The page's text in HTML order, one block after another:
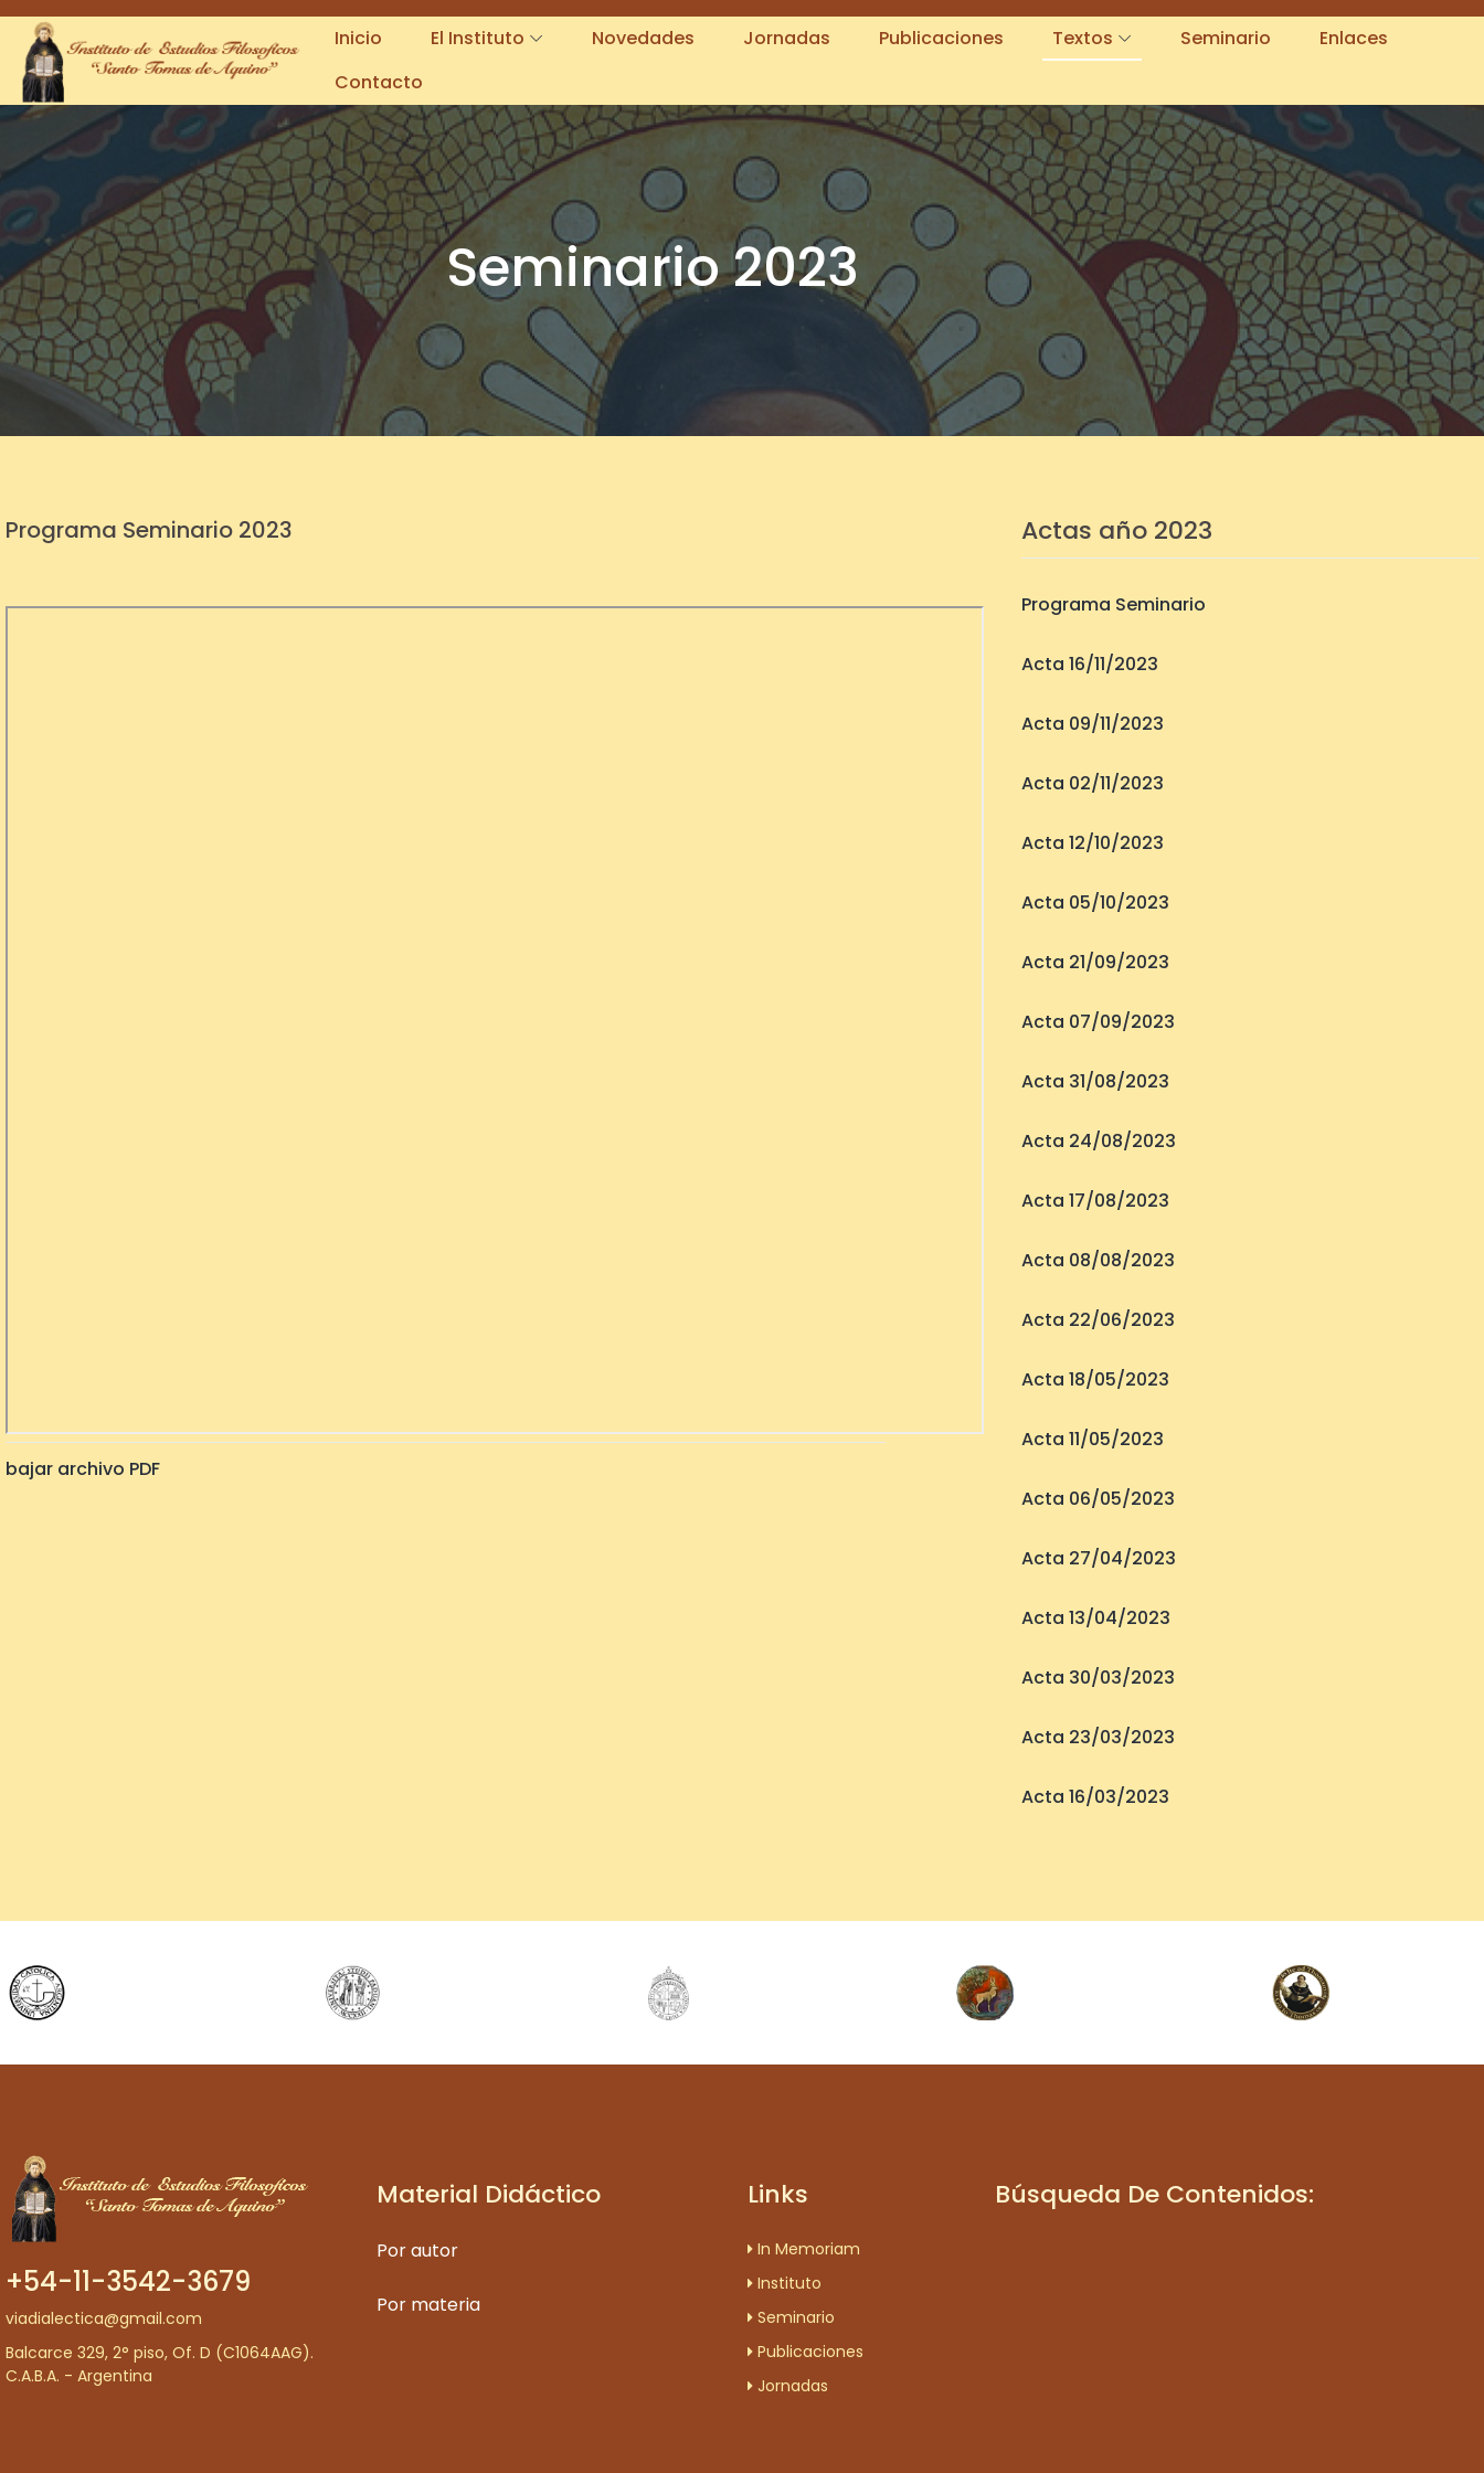
(123) 456-789-1230 info.colorlib@gmail.com
Inicio El Instituto Novedades Jornadas Publicaciones Textos Seminario
Enlaces
Contacto
Seminario 2023
Programa Seminario 2023
bajar archivo PDF
Actas año 2023
Programa Seminario
Acta 16/11/2023
Acta 09/11/2023
Acta 02/11/2023
Acta 12/10/2023
Acta 05/10/2023
Acta 21/09/2023
Acta 07/09/2023
Acta 31/08/2023
Acta 24/08/2023
Acta 17/08/2023
Acta 08/08/2023
Acta 22/06/2023
Acta 18/05/2023
Acta 11/05/2023
Acta 06/05/2023
Acta 27/04/2023
Acta 13/04/2023
Acta 30/03/2023
Acta 23/03/2023
Acta 16/03/2023
+54-11-3542-3679
viadialectica@gmail.com
Balcarce 329, 2° piso, Of. D (C1064AAG).
C.A.B.A. - Argentina
Material Didáctico
Por autor
Por materia
Links
In Memoriam
Instituto
Seminario
Publicaciones
Jornadas
Búsqueda De Contenidos: